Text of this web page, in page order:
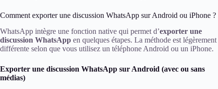
Comment exporter une discussion WhatsApp sur Android ou iPhone ?
WhatsApp intègre une fonction native qui permet d’exporter une
discussion WhatsApp en quelques étapes. La méthode est légèrement
différente selon que vous utilisez un téléphone Android ou un iPhone.
Exporter une discussion WhatsApp sur Android (avec ou sans
médias)